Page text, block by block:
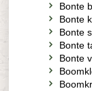
Bonte
Bonte
Bonte
Bonte
Bonte